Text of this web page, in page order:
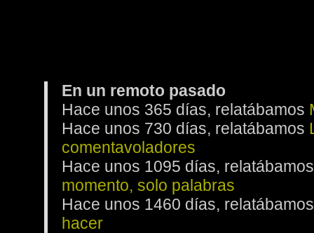
En un remoto pasado
Hace unos 365 días, relatábamos
Hace unos 730 días, relatábamos
comentavoladores
Hace unos 1095 días,
momento, solo palabras
Hace unos 1460 días,
hacer